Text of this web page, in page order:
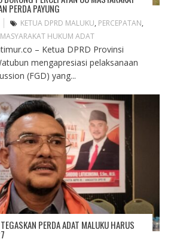
PERDA PAYUNG
KETUA DPRD MALUKU, PERCEPATAN,
HUKUM ADAT
– Ketua DPRD Provinsi
mengapresiasi pelaksanaan
(FGD) yang...
PERDA ADAT MALUKU HARUS